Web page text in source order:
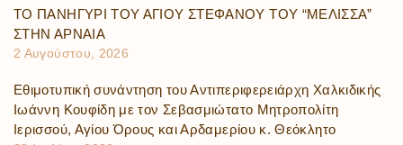
ΤΟ ΠΑΝΗΓΥΡΙ ΤΟΥ ΑΓΙΟΥ ΣΤΕΦΑΝΟΥ ΤΟΥ “ΜΕΛΙΣΣΑ”
ΣΤΗΝ ΑΡΝΑΙΑ
2 Αυγούστου, 2026
Εθιμοτυπική συνάντηση του Αντιπεριφερειάρχη Χαλκιδικής
Ιωάννη Κουφίδη με τον Σεβασμιώτατο Μητροπολίτη
Ιερισσού, Αγίου Όρους και Αρδαμερίου κ. Θεόκλητο